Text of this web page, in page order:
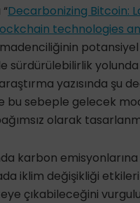
Decarbonizing Bitcoin:
technologies
potansiyel
sürdürülebilirlik yolunda
yazısında şu
bu sebeple gelecek
olarak
karbon
iklim değişikliği
çıkabileceğini